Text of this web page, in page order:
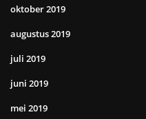
oktober 2019
augustus 2019
juli 2019
juni 2019
mei 2019